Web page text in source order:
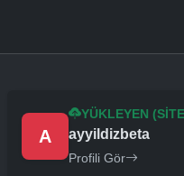
A
YÜKLEYEN
ayyildizbeta
Profili Gör